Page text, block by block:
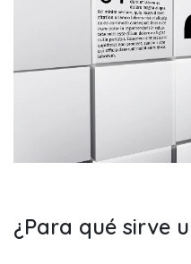
¿Para qué sirve